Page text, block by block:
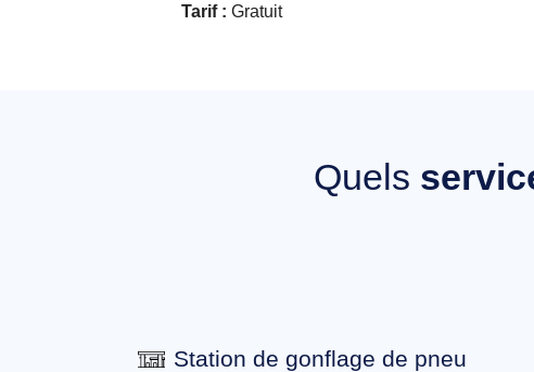
Tarif : Gratuit
Quels
Station de gonflage de pneu